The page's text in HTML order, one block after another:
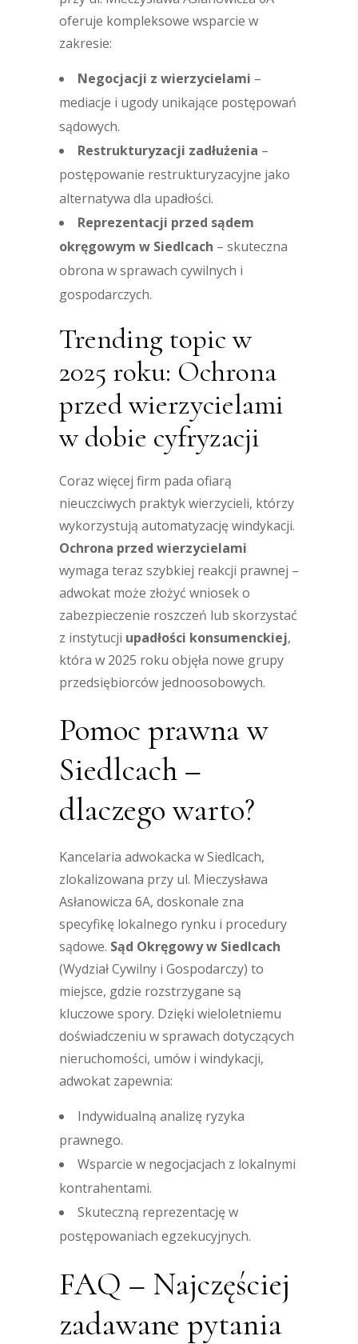
oferuje kompleksowe wsparcie w
zakresie:
Negocjacji z wierzycielami –
mediacje i ugody unikające postępowań
sądowych.
Restrukturyzacji zadłużenia –
postępowanie restrukturyzacyjne jako
alternatywa dla upadłości.
Reprezentacji przed sądem
okręgowym w Siedlcach – skuteczna
obrona w sprawach cywilnych i
gospodarczych.
Trending topic w
2025 roku: Ochrona
przed wierzycielami
w dobie cyfryzacji
Coraz więcej firm pada ofiarą
nieuczciwych praktyk wierzycieli, którzy
wykorzystują automatyzację windykacji.
Ochrona przed wierzycielami
wymaga teraz szybkiej reakcji prawnej –
adwokat może złożyć wniosek o
zabezpieczenie roszczeń lub skorzystać
z instytucji upadłości konsumenckiej,
która w 2025 roku objęła nowe grupy
przedsiębiorców jednoosobowych.
Pomoc prawna w
Siedlcach –
dlaczego warto?
Kancelaria adwokacka w Siedlcach,
zlokalizowana przy ul. Mieczysława
Asłanowicza 6A, doskonale zna
specyfikę lokalnego rynku i procedury
sądowe. Sąd Okręgowy w Siedlcach
(Wydział Cywilny i Gospodarczy) to
miejsce, gdzie rozstrzygane są
kluczowe spory. Dzięki wieloletniemu
doświadczeniu w sprawach dotyczących
nieruchomości, umów i windykacji,
adwokat zapewnia:
Indywidualną analizę ryzyka
prawnego.
Wsparcie w negocjacjach z lokalnymi
kontrahentami.
Skuteczną reprezentację w
postępowaniach egzekucyjnych.
FAQ – Najczęściej
zadawane pytania